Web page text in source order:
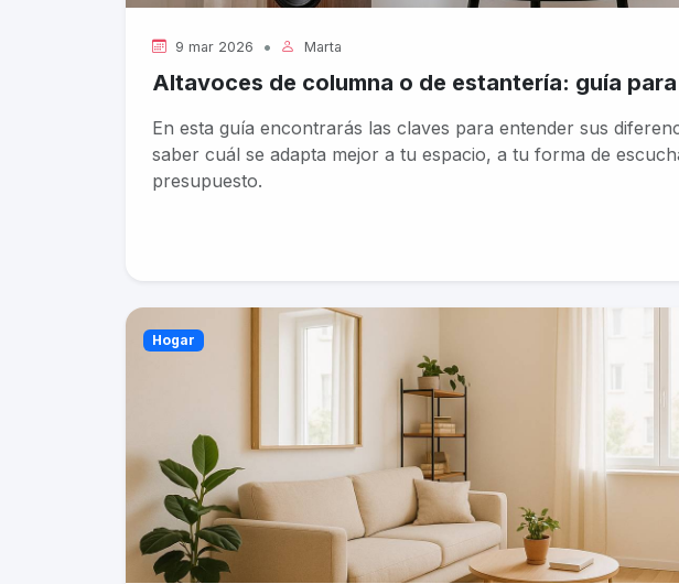
9 mar 2026 • Marta
Altavoces de columna o de estantería​: guía
En esta guía encontrarás las claves para entender sus
saber cuál se adapta mejor a tu espacio, a tu forma de
presupuesto.
Hogar